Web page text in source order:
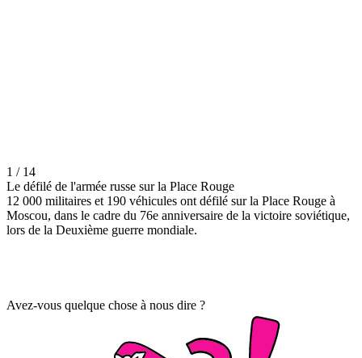
1 / 14
Le défilé de l'armée russe sur la Place Rouge
12 000 militaires et 190 véhicules ont défilé sur la Place Rouge à
Moscou, dans le cadre du 76e anniversaire de la victoire soviétique,
lors de la Deuxième guerre mondiale.
Avez-vous quelque chose à nous dire ?